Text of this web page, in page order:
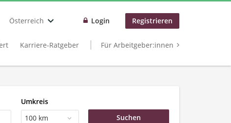
Österreich Login Registrieren
Karriere-Ratgeber Für Arbeitgeber:innen
Umkreis
100 km